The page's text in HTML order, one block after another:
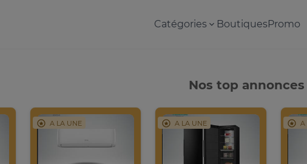
Catégories BoutiquesPromo
Nos top
A LA UNE A LA UNE A